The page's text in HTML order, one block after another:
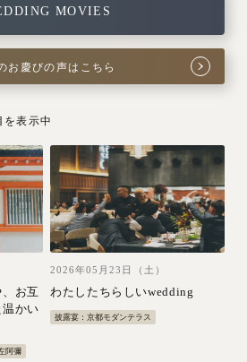
MOVIES
お慶びの声はこちら
を表示中
お互
かい
阿彌
2026年05月23日（土）
わたしたちらしいwedding
披露宴：京都モダンテラス